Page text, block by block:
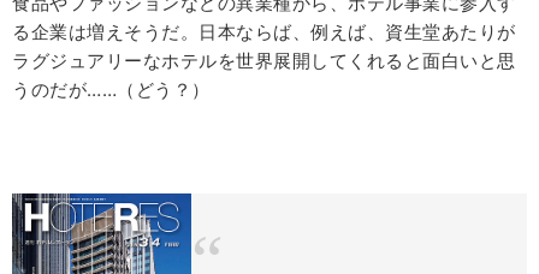
る企業は増えそうだ。日本ならば、例えば、資生堂あたりが
ラグジュアリーなホテルを世界展開してくれると面白いと思
うのだが……（どう？）